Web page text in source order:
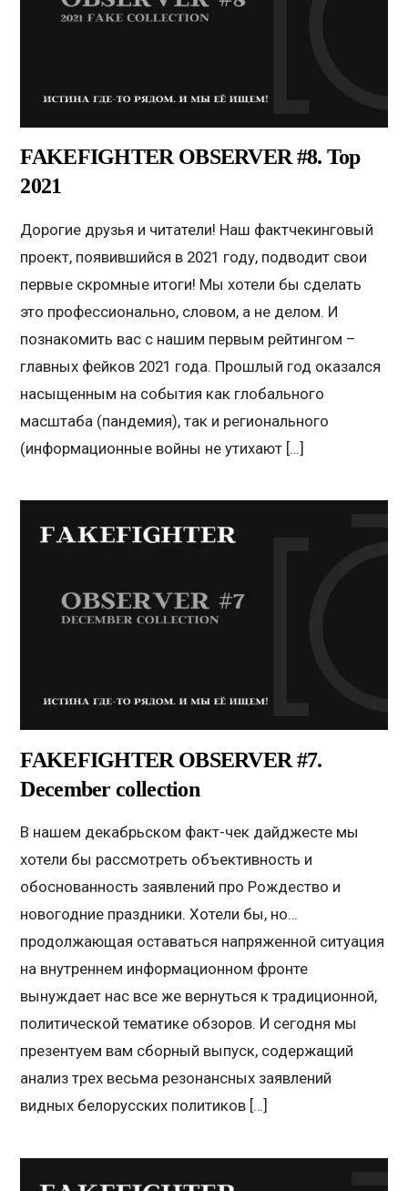
FAKEFIGHTER OBSERVER #8. Top
2021
Дорогие друзья и читатели! Наш фактчекинговый
проект, появившийся в 2021 году, подводит свои
первые скромные итоги! Мы хотели бы сделать
это профессионально, словом, а не делом. И
познакомить вас с нашим первым рейтингом –
главных фейков 2021 года. Прошлый год оказался
насыщенным на события как глобального
масштаба (пандемия), так и регионального
(информационные войны не утихают […]
FAKEFIGHTER OBSERVER #7.
December collection
В нашем декабрьском факт-чек дайджесте мы
хотели бы рассмотреть объективность и
обоснованность заявлений про Рождество и
новогодние праздники. Хотели бы, но…
продолжающая оставаться напряженной ситуация
на внутреннем информационном фронте
вынуждает нас все же вернуться к традиционной,
политической тематике обзоров. И сегодня мы
презентуем вам сборный выпуск, содержащий
анализ трех весьма резонансных заявлений
видных белорусских политиков […]